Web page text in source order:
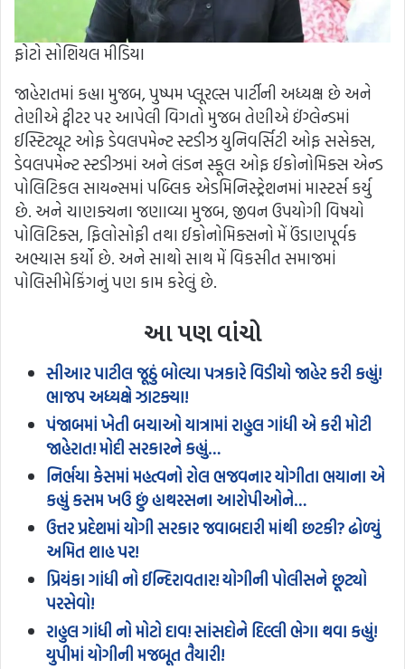
ફોટો સોશિયલ મીડિયા
જાહેરાતમાં કહ્યા મુજબ, પુષ્પમ પ્લૂરલ્સ પાર્ટીની અધ્યક્ષ છે અને
તેણીએ ટ્વીટર પર આપેલી વિગતો મુજબ તેણીએ ઈંગ્લેન્ડમાં
ઈસ્ટિટ્યૂટ ઓફ ડેવલપમેન્ટ સ્ટડીઝ યુનિવર્સિટી ઓફ સસેક્સ,
ડેવલપમેન્ટ સ્ટડીઝમાં અને લંડન સ્કૂલ ઓફ ઈકોનોમિક્સ એન્ડ
પોલિટિકલ સાયન્સમાં પબ્લિક એડમિનિસ્ટ્રેશનમાં માસ્ટર્સ કર્યુ
છે. અને ચાણક્યના જણાવ્યા મુજબ, જીવન ઉપયોગી વિષયો
પોલિટિક્સ, ફિલોસોફી તથા ઈકોનોમિક્સનો મેં ઉંડાણપૂર્વક
અભ્યાસ કર્યો છે. અને સાથો સાથ મેં વિકસીત સમાજમાં
પોલિસીમેકિંગનું પણ કામ કરેલું છે.
આ પણ વાંચો
સીઆર પાટીલ જૂઠું બોલ્યા પત્રકારે વિડીયો જાહેર કરી કહ્યું!
ભાજપ અધ્યક્ષે ઝાટક્યા!
પંજાબમાં ખેતી બચાઓ યાત્રામાં રાહુલ ગાંધી એ કરી મોટી
જાહેરાત! મોદી સરકારને કહ્યું…
નિર્ભયા કેસમાં મહત્વનો રોલ ભજવનાર યોગીતા ભયાના એ
કહ્યું કસમ ખઉ છું હાથરસના આરોપીઓને…
ઉત્તર પ્રદેશમાં યોગી સરકાર જવાબદારી માંથી છટકી? ઢોળ્યું
અમિત શાહ પર!
પ્રિયંકા ગાંધી નો ઈન્દિરાવતાર! યોગીની પોલીસને છૂટ્યો
પરસેવો!
રાહુલ ગાંધી નો મોટો દાવ! સાંસદોને દિલ્લી ભેગા થવા કહ્યું!
યુપીમાં યોગીની મજબૂત તૈયારી!